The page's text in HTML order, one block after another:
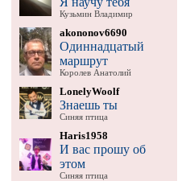
Кузьмин Владимир
akononov6690
Одиннадцатый
маршрут
Королев Анатолий
LonelyWoolf
Знаешь ты
Синяя птица
Haris1958
И вас прошу об
этом
Синяя птица